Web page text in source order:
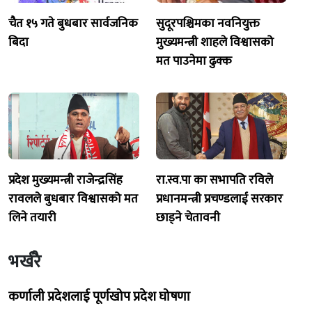
चैत १५ गते बुधबार सार्वजनिक
बिदा
सुदूरपश्चिमका नवनियुक्त
मुख्यमन्त्री शाहले विश्वासको
मत पाउनेमा ढुक्क
प्रदेश मुख्यमन्त्री राजेन्द्रसिंह
रावलले बुधबार विश्वासको मत
लिने तयारी
रा.स्व.पा का सभापति रविले
प्रधानमन्त्री प्रचण्डलाई सरकार
छाड्ने चेतावनी
भर्खरै
कर्णाली प्रदेशलाई पूर्णखोप प्रदेश घोषणा